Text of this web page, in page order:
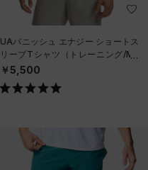
UAバニッシュ エナジー ショートス
リーブTシャツ（トレーニング/ME
N）
￥5,500